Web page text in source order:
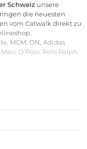
Schweiz unsere
die neuesten
vom Catwalk direkt zu
, MCM, ON, Adidas
Marc O’Polo, Polo Ralph